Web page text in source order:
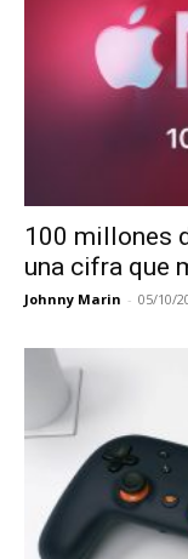
100 millones
una cifra que
Johnny Marin - 05/10/